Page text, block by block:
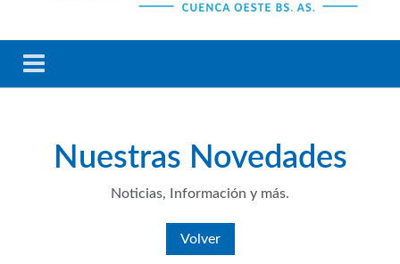
Nuestras Novedades
Noticias, Información y más.
Volver